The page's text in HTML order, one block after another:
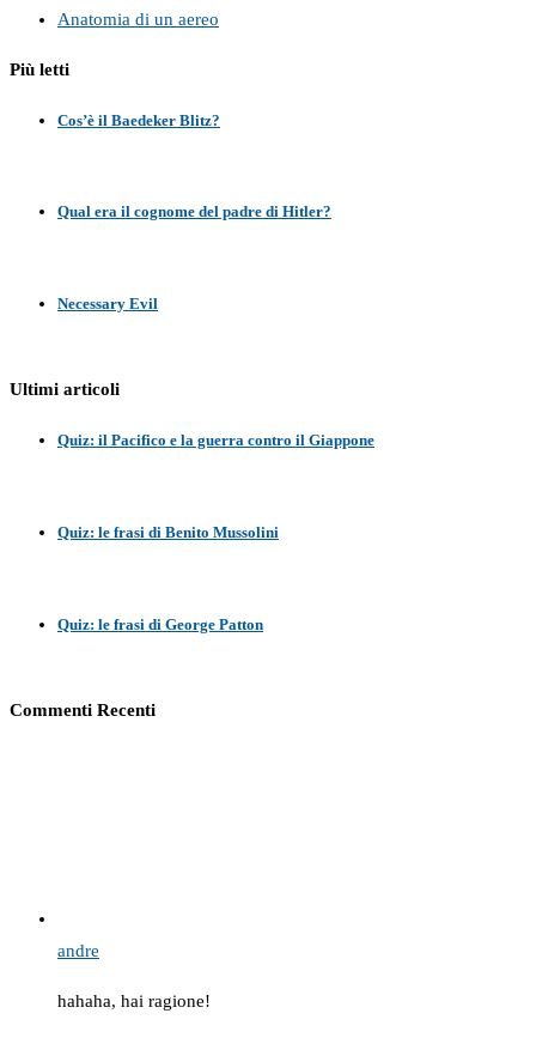
Anatomia di un aereo
Più letti
Cos’è il Baedeker Blitz?
Qual era il cognome del padre di Hitler?
Necessary Evil
Ultimi articoli
Quiz: il Pacifico e la guerra contro il Giappone
Quiz: le frasi di Benito Mussolini
Quiz: le frasi di George Patton
Commenti Recenti
andre
hahaha, hai ragione!